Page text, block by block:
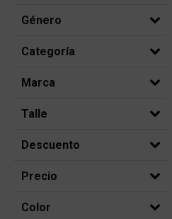
Género
Categoría
Marca
Talle
Descuento
Precio
Color